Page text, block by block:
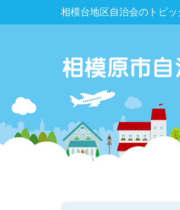
相模台地区自治会のトピ